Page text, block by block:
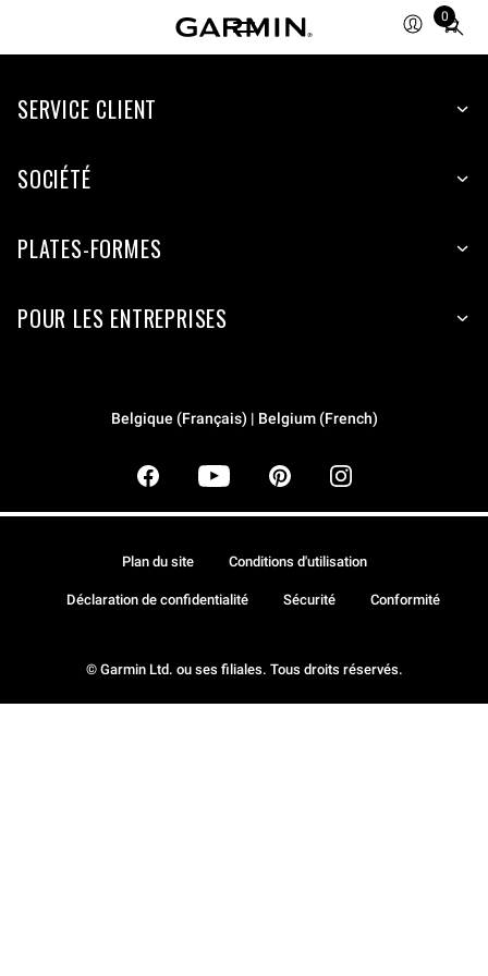
0
Total
items
cart:
SERVICE CLIENT
SOCIÉTÉ
PLATES-FORMES
POUR LES ENTREPRISES
Belgique (Français) | Belgium (French)
© Garmin Ltd. ou ses filiales. Tous droits réservés.
Plan du site Conditions d'utilisation
Déclaration de confidentialité Sécurité Conformité